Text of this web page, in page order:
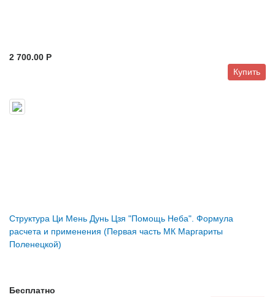
2 700.00 P
Купить
Структура Ци Мень Дунь Цзя "Помощь Неба". Формула
расчета и применения (Первая часть МК Маргариты
Поленецкой)
Бесплатно